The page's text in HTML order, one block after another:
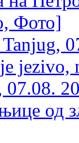
Фото]
jezivo,
од